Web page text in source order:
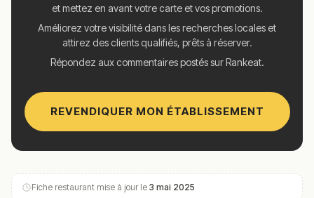
et mettez en avant votre carte et vos promotions.
Améliorez votre visibilité dans les recherches locales et
attirez des clients qualifiés, prêts à réserver.
Répondez aux commentaires postés sur Rankeat.
REVENDIQUER MON ÉTABLISSEMENT
Fiche restaurant mise à jour le 3 mai 2025